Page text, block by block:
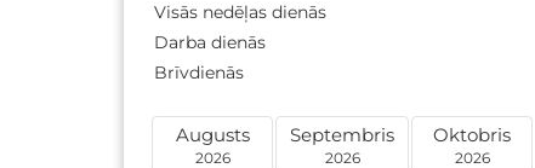
Visās nedēļas dienās
Darba dienās
Brīvdienās
Augusts
2026
Septembris
2026
Oktobris
2026